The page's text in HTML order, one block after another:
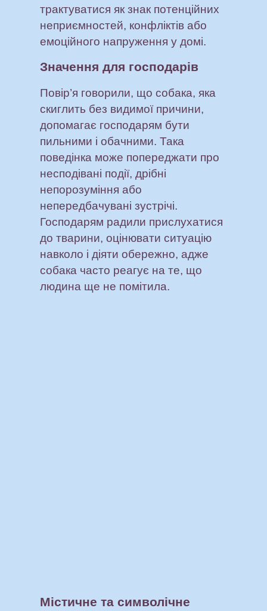
трактуватися як знак потенційних
неприємностей, конфліктів або
емоційного напруження у домі.
Значення для господарів
Повір’я говорили, що собака, яка
скиглить без видимої причини,
допомагає господарям бути
пильними і обачними. Така
поведінка може попереджати про
несподівані події, дрібні
непорозуміння або
непередбачувані зустрічі.
Господарям радили прислухатися
до тварини, оцінювати ситуацію
навколо і діяти обережно, адже
собака часто реагує на те, що
людина ще не помітила.
Містичне та символічне